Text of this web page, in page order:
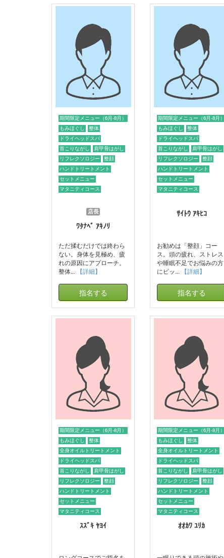
期間限定メニュー（6月-8月）
もみほぐし
整体
ドライヘッドスパ
首こりながし
肩甲骨はがし
リフレクソロジー
整顔
ハンドトリートメント
セットメニュー
マタニティコース
店長
ﾜﾀﾅﾍﾞ ｱｷﾉﾘ
ただ揉むだけでは終わら
ない。身体を見極め、疲
れの原因にアプローチ。
整体...
【詳細】
指名する
期間限定メニュー（6月-8月）
もみほぐし
整体
ドライヘッドスパ
首こりながし
肩甲骨はがし
リフレクソロジー
整顔
ハンドトリートメント
セットメニュー
マタニティコース
ｻｲﾄｳ ｱｷﾋｺ
お勧めは「整顔」コー
ス。頭の疲れ、ストレス
や睡眠不足でお悩みの方
にピッ...
【詳細】
指名する
期間限定メニュー（6月-8月）
もみほぐし
整体
全身オイルトリートメント
ドライヘッドスパ
首こりながし
肩甲骨はがし
リフレクソロジー
整顔
ハンドトリートメント
セットメニュー
マタニティコース
ｽｽﾞｷ ﾔﾖｲ
期間限定メニュー（6月-8月）
もみほぐし
整体
全身オイルトリートメント
ドライヘッドスパ
首こりながし
肩甲骨はがし
リフレクソロジー
整顔
ハンドトリートメント
セットメニュー
マタニティコース
ｵｵｶﾜ ﾕﾘｶ